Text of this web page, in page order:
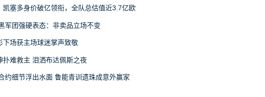
塞多身价破亿领衔，全队总估值近3.7亿欧
军团强硬表态：非卖品立场不变
场获主场球迷掌声致敬
难救主 泪洒布达佩斯之夜
约细节浮出水面 鲁能青训遗珠成意外赢家